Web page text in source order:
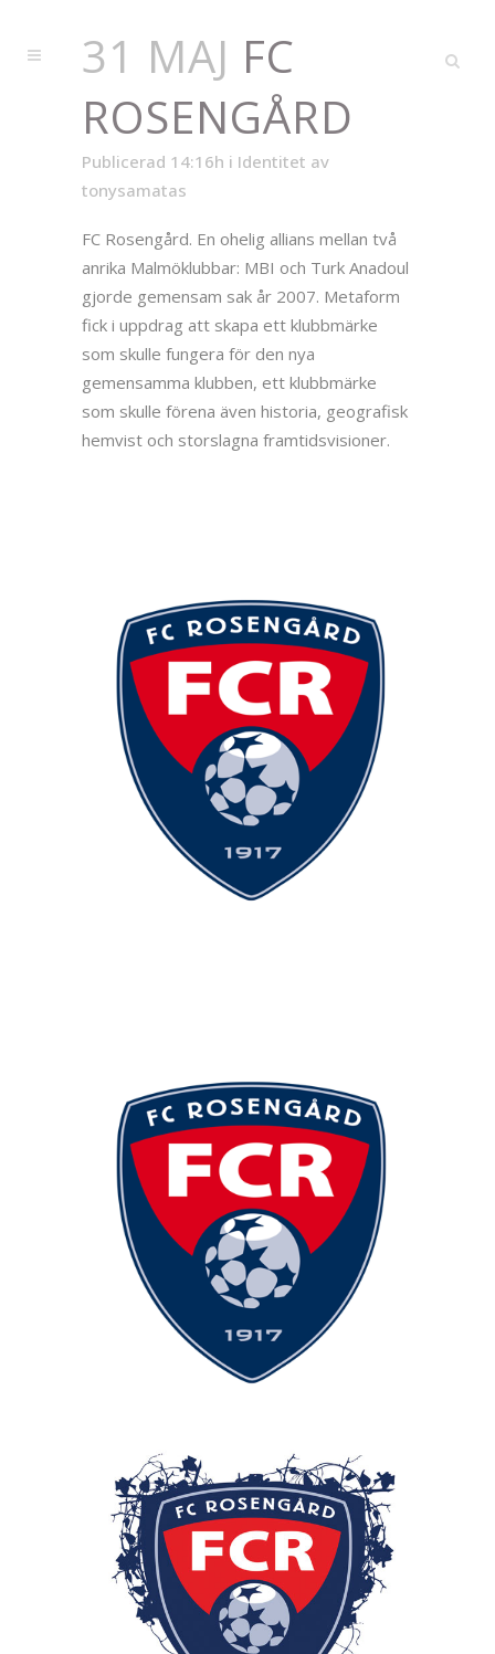
31 MAJ FC
ROSENGÅRD
Publicerad 14:16h i Identitet av
tonysamatas
FC Rosengård. En ohelig allians mellan två
anrika Malmöklubbar: MBI och Turk Anadoul
gjorde gemensam sak år 2007. Metaform
fick i uppdrag att skapa ett klubbmärke
som skulle fungera för den nya
gemensamma klubben, ett klubbmärke
som skulle förena även historia, geografisk
hemvist och storslagna framtidsvisioner.